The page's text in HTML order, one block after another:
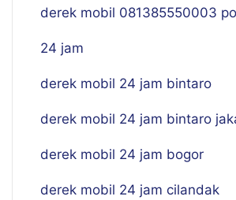
derek mobil 081385550003
24 jam
derek mobil 24 jam bintaro
derek mobil 24 jam bintaro
derek mobil 24 jam bogor
derek mobil 24 jam cilandak